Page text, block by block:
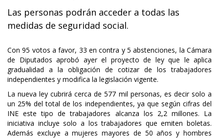
Las personas podrán acceder a todas las
medidas de seguridad social.
Con 95 votos a favor, 33 en contra y 5 abstenciones, la Cámara
de Diputados aprobó ayer el proyecto de ley que le aplica
gradualidad a la obligación de cotizar de los trabajadores
independientes y modifica la legislación vigente.
La nueva ley cubrirá cerca de 577 mil personas, es decir solo a
un 25% del total de los independientes, ya que según cifras del
INE este tipo de trabajadores alcanza los 2,2 millones. La
iniciativa incluye solo a los trabajadores que emiten boletas.
Además excluye a mujeres mayores de 50 años y hombres